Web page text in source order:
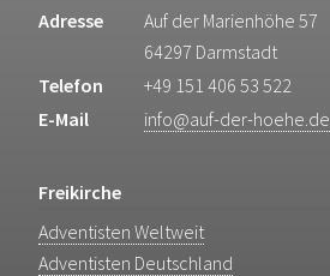
Adresse
Auf der Marienhöhe 57
64297 Darmstadt
Telefon
+49 151 406 53 522
E-Mail
info@auf-der-hoehe.de
Freikirche
Adventisten Weltweit
Adventisten Deutschland